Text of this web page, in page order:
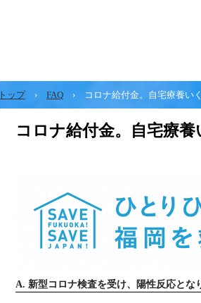
トップ › FAQ › コロナ給付金。自宅療養い
コロナ給付金。自宅療
A. 新型コロナ検査を受け、陽性反応とな